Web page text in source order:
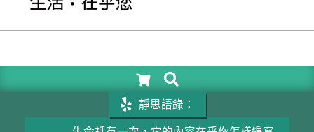
LIFE
SEARCH
靜思語錄：